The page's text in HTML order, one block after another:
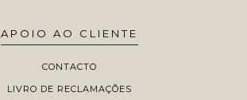
APOIO AO CLIENTE
CONTACTO
LIVRO DE RECLAMAÇÕES